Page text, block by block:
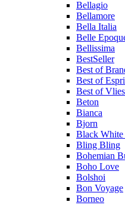
Bellagio
Bellamore
Bella Italia
Belle
Bellissima
BestSeller
Best of
Best of
Best of
Beton
Bianca
Bjorn
Black White
Bling Bling
Bohemian
Boho Love
Bolshoi
Bon Voyage
Borneo